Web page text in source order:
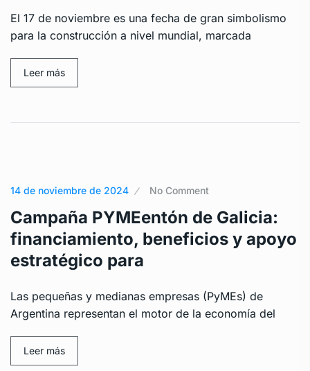
El 17 de noviembre es una fecha de gran simbolismo
para la construcción a nivel mundial, marcada
Leer más
14 de noviembre de 2024 No Comment
Campaña PYMEentón de Galicia:
financiamiento, beneficios y apoyo
estratégico para
Las pequeñas y medianas empresas (PyMEs) de
Argentina representan el motor de la economía del
Leer más